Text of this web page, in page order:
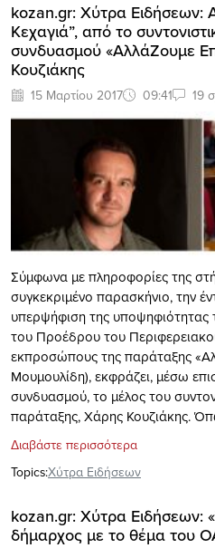
kozan.gr: Χύτρα Ειδήσεων:
Κεχαγιά”, από το
συνδυασμού «ΑλλάΖουμε
Κουζιάκης
15 Μαρτίου 2017 09:41 19
Σύμφωνα με πληροφορίες της
συγκεκριμένο παρασκήνιο, την
υπερψήφιση της
του Προέδρου του
εκπροσώπους της παράταξης
Μουμουλίδη), εκφράζει, μέσω
συνδυασμού, το μέλος του
παράταξης, Χάρης Κουζιάκης.
Διαβάστε περισσότερα
Topics:Xύτρα Ειδήσεων
kozan.gr: Χύτρα Ειδήσεων:
δήμαρχος με το θέμα του